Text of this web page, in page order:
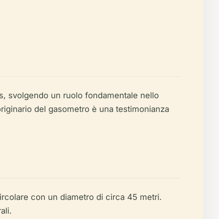
svolgendo un ruolo fondamentale nello
del gasometro è una testimonianza
con un diametro di circa 45 metri.